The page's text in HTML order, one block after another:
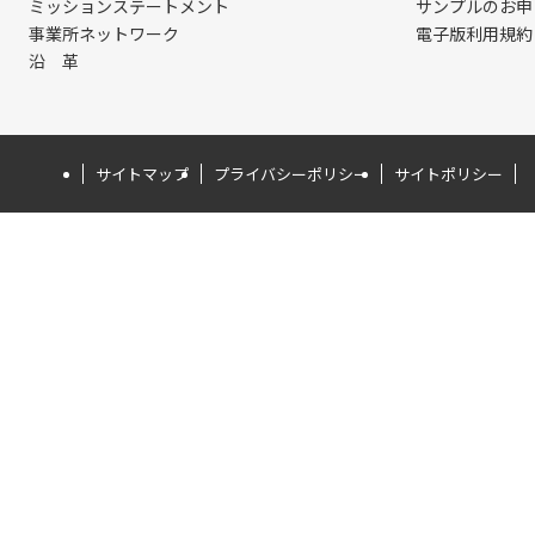
ミッションステートメント
事業所ネットワーク
沿 革
サンプルのお
電子版利用規約
サイトマップ プライバシーポリシー サイトポリシー